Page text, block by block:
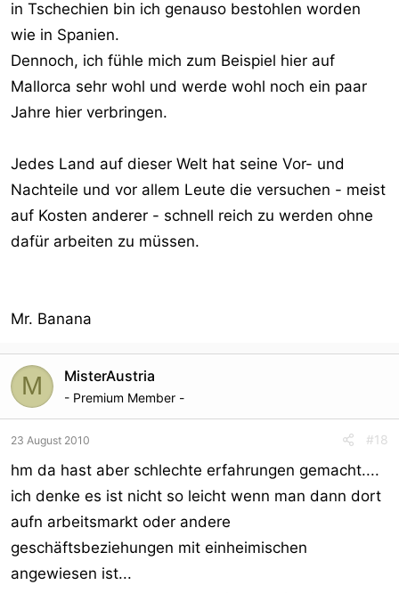
in Tschechien bin ich genauso bestohlen worden
wie in Spanien.
Dennoch, ich fühle mich zum Beispiel hier auf
Mallorca sehr wohl und werde wohl noch ein paar
Jahre hier verbringen.
Jedes Land auf dieser Welt hat seine Vor- und
Nachteile und vor allem Leute die versuchen - meist
auf Kosten anderer - schnell reich zu werden ohne
dafür arbeiten zu müssen.
Mr. Banana
M MisterAustria
- Premium Member -
23 August 2010 #18
hm da hast aber schlechte erfahrungen gemacht....
ich denke es ist nicht so leicht wenn man dann dort
aufn arbeitsmarkt oder andere
geschäftsbeziehungen mit einheimischen
angewiesen ist...